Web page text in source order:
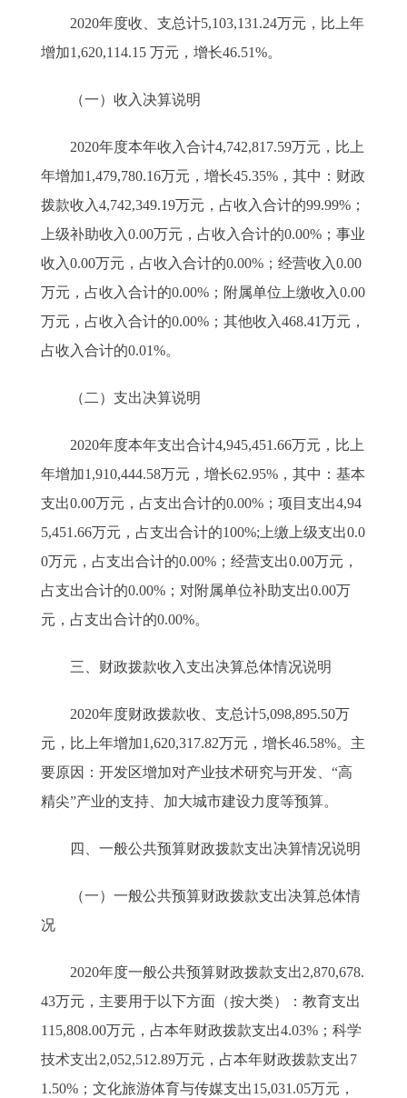
2020年度收、支总计5,103,131.24万元，比上年
增加1,620,114.15 万元，增长46.51%。
（一）收入决算说明
2020年度本年收入合计4,742,817.59万元，比上
年增加1,479,780.16万元，增长45.35%，其中：财政
拨款收入4,742,349.19万元，占收入合计的99.99%；
上级补助收入0.00万元，占收入合计的0.00%；事业
收入0.00万元，占收入合计的0.00%；经营收入0.00
万元，占收入合计的0.00%；附属单位上缴收入0.00
万元，占收入合计的0.00%；其他收入468.41万元，
占收入合计的0.01%。
（二）支出决算说明
2020年度本年支出合计4,945,451.66万元，比上
年增加1,910,444.58万元，增长62.95%，其中：基本
支出0.00万元，占支出合计的0.00%；项目支出4,94
5,451.66万元，占支出合计的100%;上缴上级支出0.0
0万元，占支出合计的0.00%；经营支出0.00万元，
占支出合计的0.00%；对附属单位补助支出0.00万
元，占支出合计的0.00%。
三、财政拨款收入支出决算总体情况说明
2020年度财政拨款收、支总计5,098,895.50万
元，比上年增加1,620,317.82万元，增长46.58%。主
要原因：开发区增加对产业技术研究与开发、“高
精尖”产业的支持、加大城市建设力度等预算。
四、一般公共预算财政拨款支出决算情况说明
（一）一般公共预算财政拨款支出决算总体情
况
2020年度一般公共预算财政拨款支出2,870,678.
43万元，主要用于以下方面（按大类）：教育支出
115,808.00万元，占本年财政拨款支出4.03%；科学
技术支出2,052,512.89万元，占本年财政拨款支出7
1.50%；文化旅游体育与传媒支出15,031.05万元，